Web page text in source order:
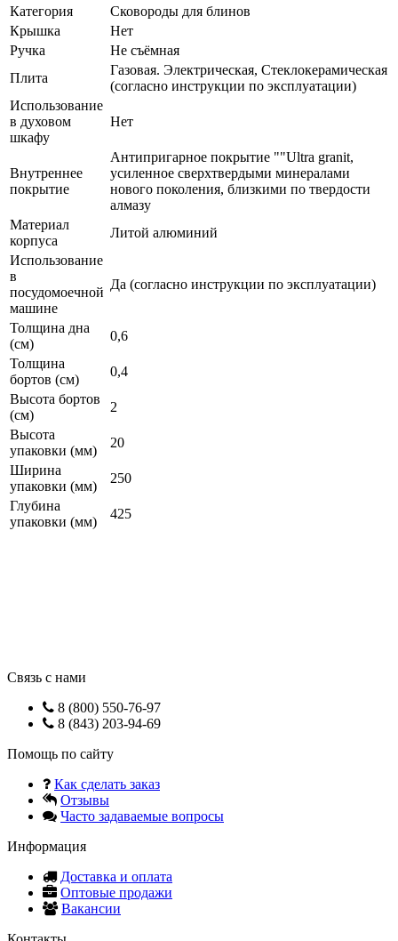
Категория
Сковороды для блинов
Крышка
Нет
Ручка
Не съёмная
Плита
Газовая. Электрическая, Стеклокерамическая
(согласно инструкции по эксплуатации)
Использование
в духовом
шкафу
Нет
Внутреннее
покрытие
Антипригарное покрытие ""Ultra granit,
усиленное сверхтвердыми минералами
нового поколения, близкими по твердости
алмазу
Материал
корпуса
Литой алюминий
Использование
в
посудомоечной
машине
Да (согласно инструкции по эксплуатации)
Толщина дна
(см)
0,6
Толщина
бортов (см)
0,4
Высота бортов
(см)
2
Высота
упаковки (мм)
20
Ширина
упаковки (мм)
250
Глубина
упаковки (мм)
425
Связь с нами
8 (800) 550-76-97
8 (843) 203-94-69
Помощь по сайту
Как сделать заказ
Отзывы
Часто задаваемые вопросы
Информация
Доставка и оплата
Оптовые продажи
Вакансии